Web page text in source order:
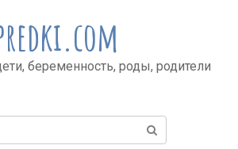
беременность, роды, родители